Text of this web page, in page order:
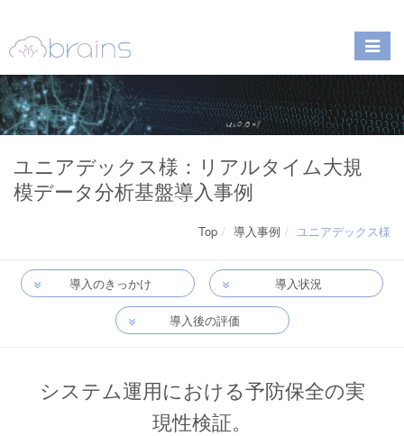
ユニアデックス様：リアルタイム大規
模データ分析基盤導入事例
Top 導入事例 ユニアデックス様
導入のきっかけ 導入状況
導入後の評価
システム運用における予防保全の実
現性検証。